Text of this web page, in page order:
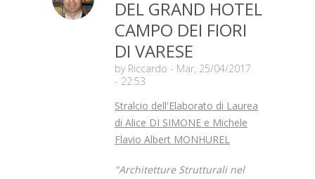
DEL GRAND HOTEL
CAMPO DEI FIORI
DI VARESE
by Riccardo - Mar, 25/04/2017
- 22:53
Stralcio dell'Elaborato di Laurea
di Alice DI SIMONE e Michele
Flavio Albert MONHUREL
"Architetture Strutturali nel